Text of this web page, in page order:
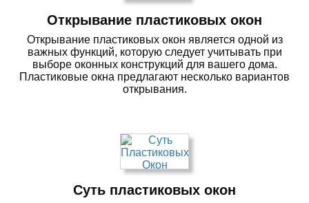
Открывание пластиковых окон
Открывание пластиковых окон является одной из
важных функций, которую следует учитывать при
выборе оконных конструкций для вашего дома.
Пластиковые окна предлагают несколько вариантов
открывания.
Суть пластиковых окон